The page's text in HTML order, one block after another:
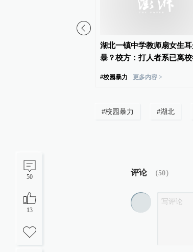
50
13
湖北一镇中学教师扇女生
暴？校方：打人者系已离
#校园暴力 更多内容 >
#校园暴力 #湖北
评论 （50）